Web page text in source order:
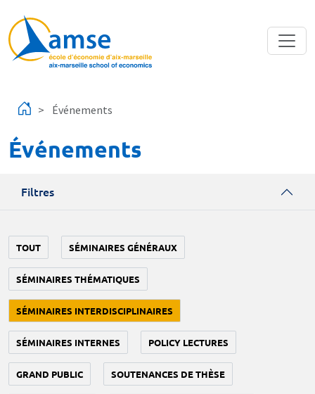
Événements
Événements
Filtres
TOUT SÉMINAIRES GÉNÉRAUX
SÉMINAIRES THÉMATIQUES
SÉMINAIRES INTERDISCIPLINAIRES
SÉMINAIRES INTERNES POLICY LECTURES
GRAND PUBLIC SOUTENANCES DE THÈSE